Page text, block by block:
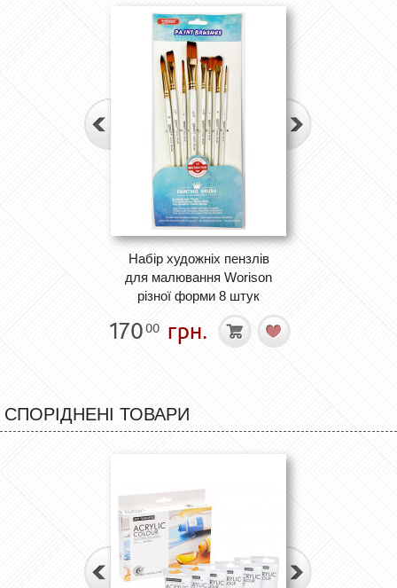
Набір художніх пензлів
для малювання Worison
різної форми 8 штук
17000 грн.
СПОРІДНЕНІ ТОВАРИ